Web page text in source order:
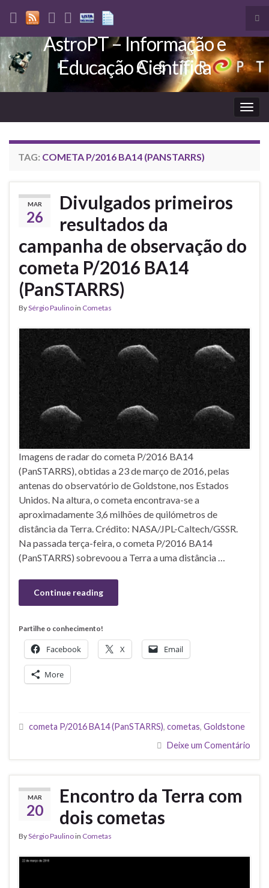
Search for:
AstroPT – Informação e
Educação Científica
TAG: COMETA P/2016 BA14 (PANSTARRS)
MAR
26
Divulgados primeiros
resultados da
campanha de observação do
cometa P/2016 BA14
(PanSTARRS)
BySérgio Paulinoin Cometas
Imagens de radar do cometa P/2016 BA14
(PanSTARRS), obtidas a 23 de março de 2016, pelas
antenas do observatório de Goldstone, nos Estados
Unidos. Na altura, o cometa encontrava-se a
aproximadamente 3,6 milhões de quilómetros de
distância da Terra. Crédito: NASA/JPL-Caltech/GSSR.
Na passada terça-feira, o cometa P/2016 BA14
(PanSTARRS) sobrevoou a Terra a uma distância …
Continue reading
Partilhe o conhecimento!
Facebook X Email
More
cometa P/2016 BA14 (PanSTARRS), cometas, Goldstone
Deixe um Comentário
MAR
20
Encontro da Terra com
dois cometas
BySérgio Paulinoin Cometas